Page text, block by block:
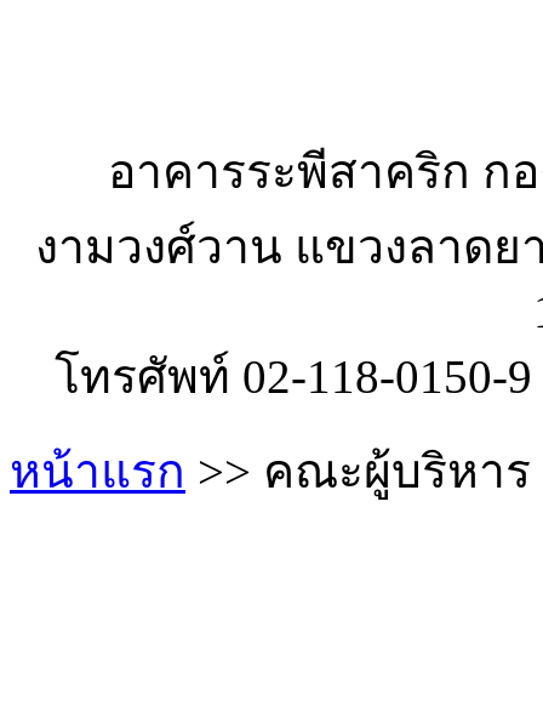
อาคารระพีสาคริก ก
งามวงศ์วาน แขวงลาดย
โทรศัพท์ 02-118-0150-
หน้าแรก >> คณะผู้บริหาร